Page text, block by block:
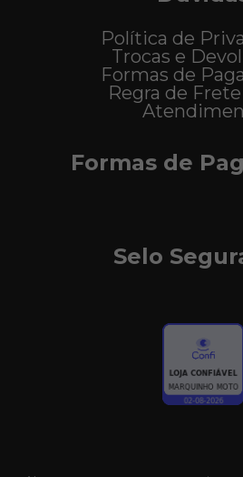
Política de
Trocas e
Formas de
Regra de
Formas de
Selo